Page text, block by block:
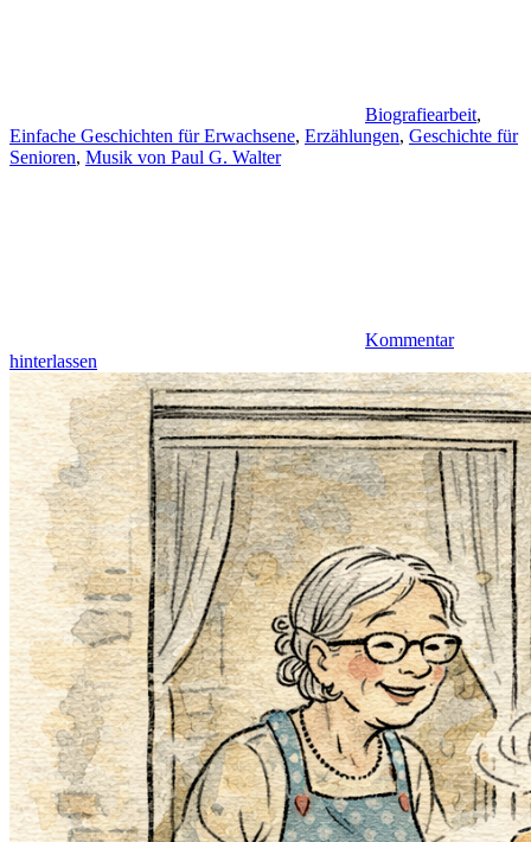
Biografiearbeit,
Einfache Geschichten für Erwachsene, Erzählungen, Geschichte für
Senioren, Musik von Paul G. Walter
Kommentar
hinterlassen